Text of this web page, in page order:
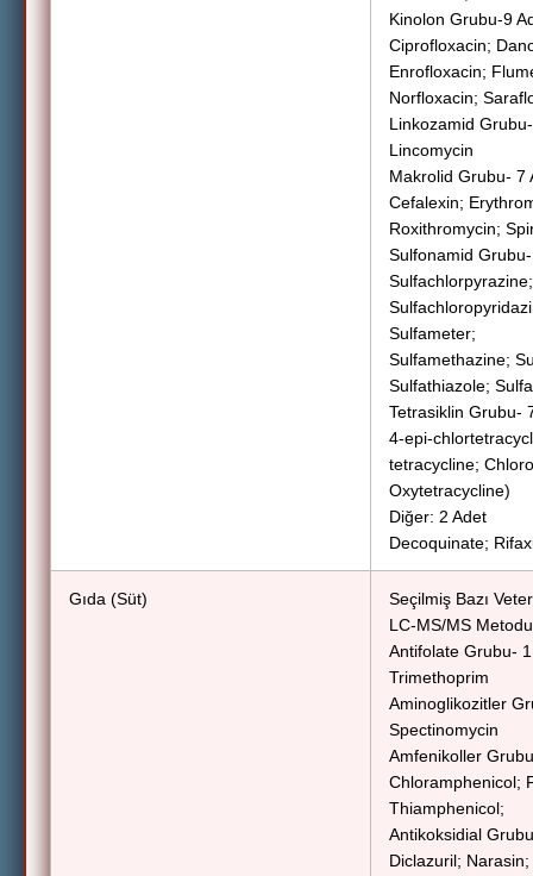
Kinolon Grubu-9
Ciprofloxacin;
Enrofloxacin;
Norfloxacin;
Linkozamid
Lincomycin
Makrolid Grubu- 7
Cefalexin;
Roxithromycin;
Sulfonamid
Sulfachlorpyrazine;
Sulfameter;
Sulfamethazine;
Sulfathiazole;
Tetrasiklin Grubu-
4-epi-
tetracycline;
Oxytetracycline)
Diğer: 2 Adet
Decoquinate;
Gıda (Süt)
Seçilmiş Bazı
LC-MS/MS Metodu
Antifolate Grubu-
Trimethoprim
Aminoglikozitler
Spectinomycin
Amfenikoller
Chloramphenicol;
Thiamphenicol;
Antikoksidial
Diclazuril;